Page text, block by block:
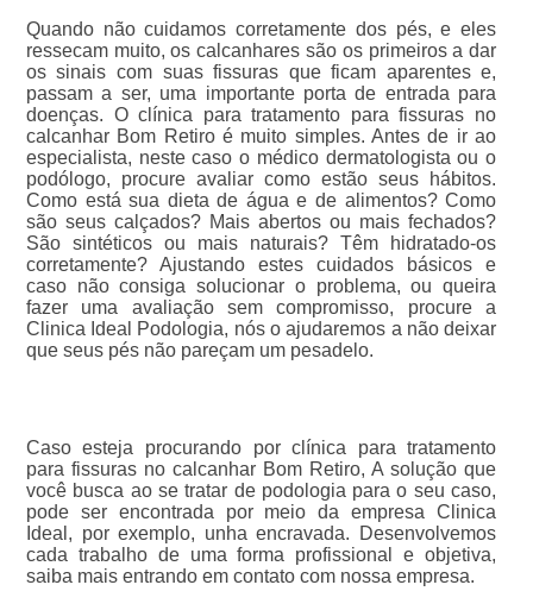
Quando não cuidamos corretamente dos pés, e eles
ressecam muito, os calcanhares são os primeiros a dar
os sinais com suas fissuras que ficam aparentes e,
passam a ser, uma importante porta de entrada para
doenças. O clínica para tratamento para fissuras no
calcanhar Bom Retiro é muito simples. Antes de ir ao
especialista, neste caso o médico dermatologista ou o
podólogo, procure avaliar como estão seus hábitos.
Como está sua dieta de água e de alimentos? Como
são seus calçados? Mais abertos ou mais fechados?
São sintéticos ou mais naturais? Têm hidratado-os
corretamente? Ajustando estes cuidados básicos e
caso não consiga solucionar o problema, ou queira
fazer uma avaliação sem compromisso, procure a
Clinica Ideal Podologia, nós o ajudaremos a não deixar
que seus pés não pareçam um pesadelo.
Caso esteja procurando por clínica para tratamento
para fissuras no calcanhar Bom Retiro, A solução que
você busca ao se tratar de podologia para o seu caso,
pode ser encontrada por meio da empresa Clinica
Ideal, por exemplo, unha encravada. Desenvolvemos
cada trabalho de uma forma profissional e objetiva,
saiba mais entrando em contato com nossa empresa.